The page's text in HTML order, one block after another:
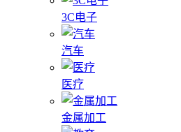
3C电子
汽车
医疗
金属加工